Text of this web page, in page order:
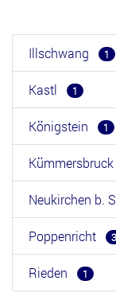
Illschwang 1
Kastl 1
Königstein 1
Kümmersbruck
Neukirchen b.
Poppenricht 3
Rieden 1